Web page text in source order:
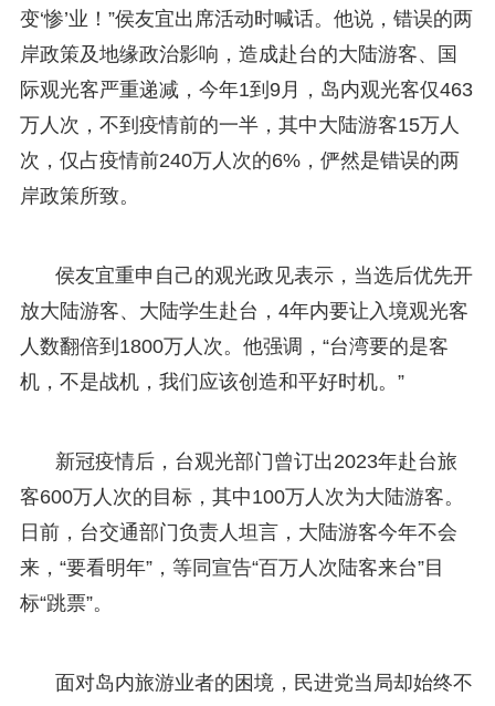
变‘惨’业！”侯友宜出席活动时喊话。他说，错误的两
岸政策及地缘政治影响，造成赴台的大陆游客、国
际观光客严重递减，今年1到9月，岛内观光客仅463
万人次，不到疫情前的一半，其中大陆游客15万人
次，仅占疫情前240万人次的6%，俨然是错误的两
岸政策所致。
侯友宜重申自己的观光政见表示，当选后优先开
放大陆游客、大陆学生赴台，4年内要让入境观光客
人数翻倍到1800万人次。他强调，“台湾要的是客
机，不是战机，我们应该创造和平好时机。”
新冠疫情后，台观光部门曾订出2023年赴台旅
客600万人次的目标，其中100万人次为大陆游客。
日前，台交通部门负责人坦言，大陆游客今年不会
来，“要看明年”，等同宣告“百万人次陆客来台”目
标“跳票”。
面对岛内旅游业者的困境，民进党当局却始终不